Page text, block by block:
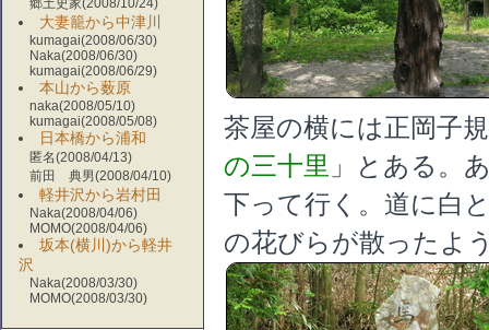
茶屋の横には正岡子
の三十里 」とある。
下って行く。道に白
の花びらが散ったよ
郷土史家(2008/10/24)
大妻籠から中津川
kumagai(2008/06/30)
Naka(2008/06/30)
kumagai(2008/06/29)
本山から薮原
naka(2008/05/10)
kumagai(2008/05/08)
日本橋から浦和
匿名(2008/04/13)
前田 典男(2008/04/10)
軽井沢から岩村田
Naka(2008/04/06)
MOMO(2008/04/06)
坂本(横川)から軽井
沢
Naka(2008/03/30)
MOMO(2008/03/30)